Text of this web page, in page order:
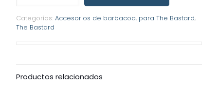
protección
M
Categorías: Accesorios de barbacoa, para The Bastard,
The Bastard
Productos relacionados